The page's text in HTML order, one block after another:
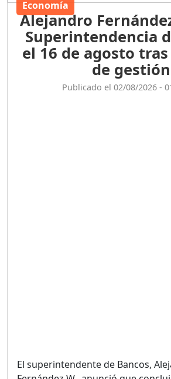
Economía
Alejandro
Superintendencia
el 16 de agosto
de gestión
Publicado el 02/08/2026 -
El superintendente de Bancos,